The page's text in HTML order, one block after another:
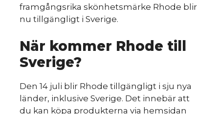
framgångsrika skönhetsmärke Rhode blir
nu tillgängligt i Sverige.
När kommer Rhode till
Sverige?
Den 14 juli blir Rhode tillgängligt i sju nya
länder, inklusive Sverige. Det innebär att
du kan köpa produkterna via hemsidan